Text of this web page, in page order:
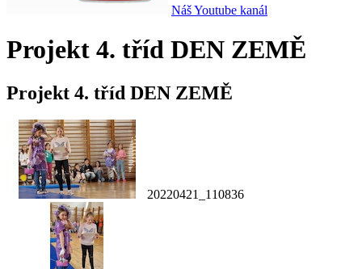
Náš Youtube kanál
Projekt 4. tříd DEN ZEMĚ
Projekt 4. tříd DEN ZEMĚ
20220421_110836